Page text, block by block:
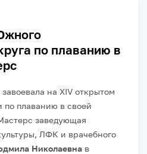
по плаванию в
на XIV открытом
по плаванию в своей
заведующая
ЛФК и врачебного
Николаевна в